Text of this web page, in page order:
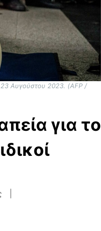
23 Αυγούστου 2023. (AFP /
για το